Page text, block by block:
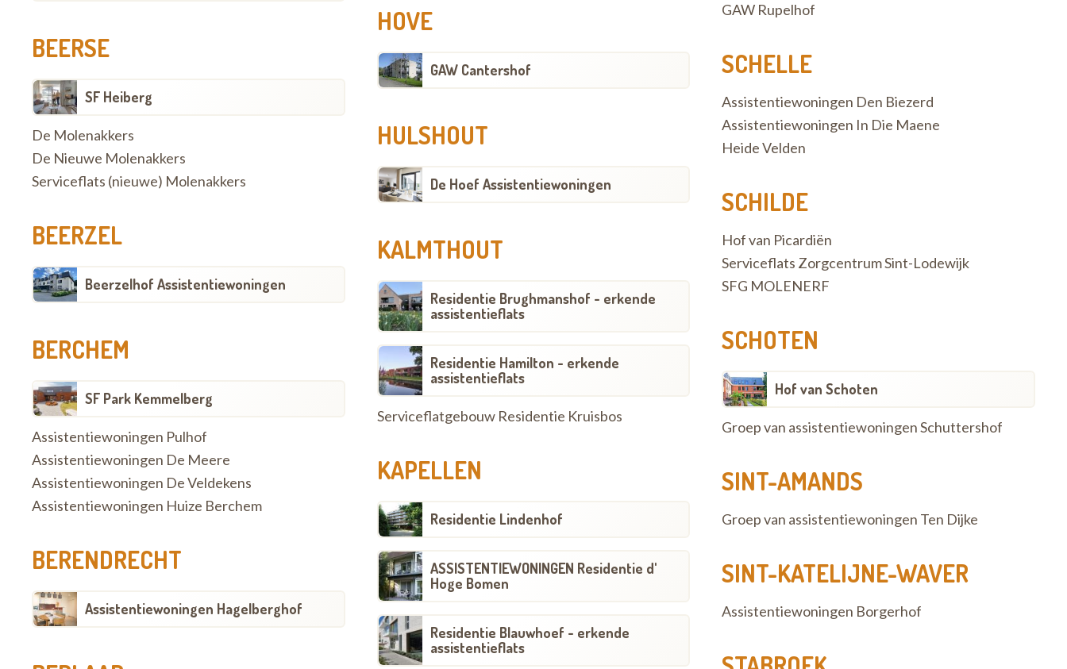
BEERSE
SF Heiberg
De Molenakkers
De Nieuwe Molenakkers
Serviceflats (nieuwe) Molenakkers
BEERZEL
Beerzelhof Assistentiewoningen
BERCHEM
SF Park Kemmelberg
Assistentiewoningen Pulhof
Assistentiewoningen De Meere
Assistentiewoningen De Veldekens
Assistentiewoningen Huize Berchem
BERENDRECHT
Assistentiewoningen Hagelberghof
HOVE
GAW Cantershof
HULSHOUT
De Hoef Assistentiewoningen
KALMTHOUT
Residentie Brughmanshof - erkende
assistentieflats
Residentie Hamilton - erkende
assistentieflats
Serviceflatgebouw Residentie Kruisbos
KAPELLEN
Residentie Lindenhof
ASSISTENTIEWONINGEN Residentie d'
Hoge Bomen
Residentie Blauwhoef - erkende
assistentieflats
GAW Rupelhof
SCHELLE
Assistentiewoningen Den Biezerd
Assistentiewoningen In Die Maene
Heide Velden
SCHILDE
Hof van Picardiën
Serviceflats Zorgcentrum Sint-Lodewijk
SFG MOLENERF
SCHOTEN
Hof van Schoten
Groep van assistentiewoningen Schuttershof
SINT-AMANDS
Groep van assistentiewoningen Ten Dijke
SINT-KATELIJNE-WAVER
Assistentiewoningen Borgerhof